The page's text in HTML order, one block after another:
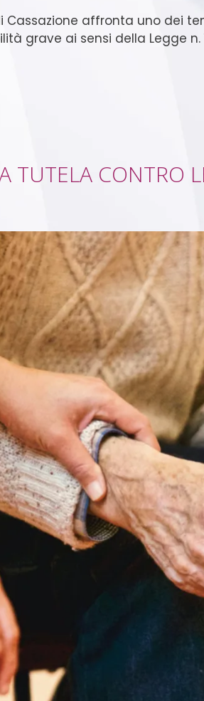
Cassazione affronta uno
grave ai sensi della Legge
TUTELA CONTRO